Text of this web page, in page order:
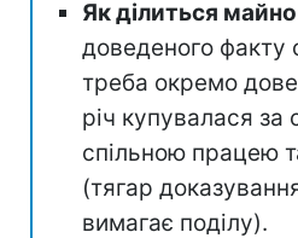
Як ділиться майно
доведеного факту
треба окремо
річ купувалася за
спільною працею
(тягар
вимагає поділу).